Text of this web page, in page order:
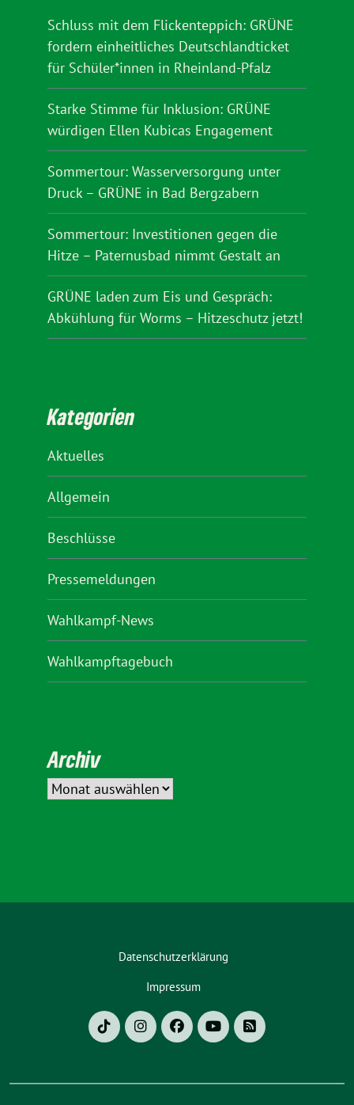
Schluss mit dem Flickenteppich: GRÜNE
fordern einheitliches Deutschlandticket
für Schüler*innen in Rheinland-Pfalz
Starke Stimme für Inklusion: GRÜNE
würdigen Ellen Kubicas Engagement
Sommertour: Wasserversorgung unter
Druck – GRÜNE in Bad Bergzabern
Sommertour: Investitionen gegen die
Hitze – Paternusbad nimmt Gestalt an
GRÜNE laden zum Eis und Gespräch:
Abkühlung für Worms – Hitzeschutz jetzt!
Kategorien
Aktuelles
Allgemein
Beschlüsse
Pressemeldungen
Wahlkampf-News
Wahlkampftagebuch
Archiv
Datenschutzerklärung
Impressum